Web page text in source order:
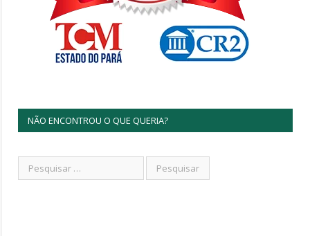
NÃO ENCONTROU O QUE QUERIA?